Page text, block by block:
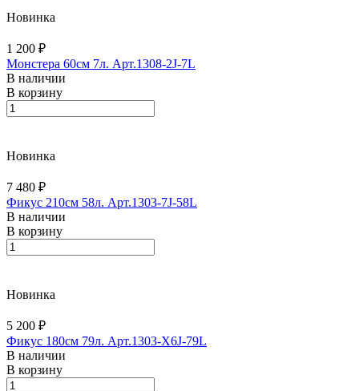
Новинка
1 200 ₽
Монстера 60см 7л. Арт.1308-2J-7L
В наличии
В корзину
Новинка
7 480 ₽
Фикус 210см 58л. Арт.1303-7J-58L
В наличии
В корзину
Новинка
5 200 ₽
Фикус 180см 79л. Арт.1303-X6J-79L
В наличии
В корзину